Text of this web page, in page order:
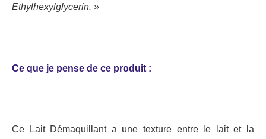
Ethylhexylglycerin. »
Ce que je pense de ce produit :
Ce Lait Démaquillant a une texture entre le lait et la